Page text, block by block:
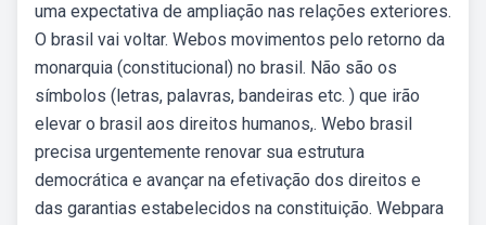
uma expectativa de ampliação nas relações exteriores.
O brasil vai voltar. Webos movimentos pelo retorno da
monarquia (constitucional) no brasil. Não são os
símbolos (letras, palavras, bandeiras etc. ) que irão
elevar o brasil aos direitos humanos,. Webo brasil
precisa urgentemente renovar sua estrutura
democrática e avançar na efetivação dos direitos e
das garantias estabelecidos na constituição. Webpara